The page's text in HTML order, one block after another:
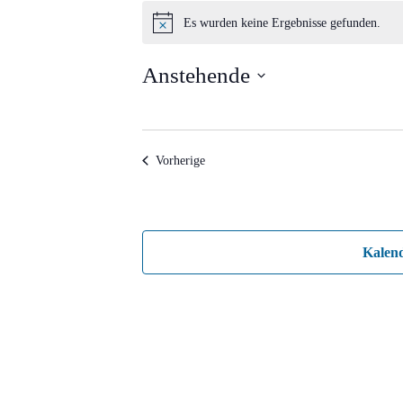
Veranstaltungen
Hinweis
Es wurden keine Ergebnisse gefunden.
Anstehende
VorherigeVeranstaltungen